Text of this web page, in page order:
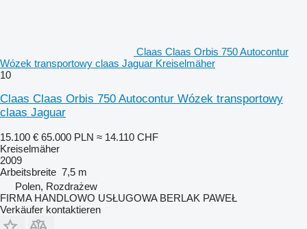
Claas Claas Orbis 750 Autocontur
Wózek transportowy claas Jaguar Kreiselmäher
10
Claas Claas Orbis 750 Autocontur Wózek transportowy
claas Jaguar
15.100 € 65.000 PLN ≈ 14.110 CHF
Kreiselmäher
2009
Arbeitsbreite 7,5 m
Polen, Rozdrażew
FIRMA HANDLOWO USŁUGOWA BERLAK PAWEŁ
Verkäufer kontaktieren